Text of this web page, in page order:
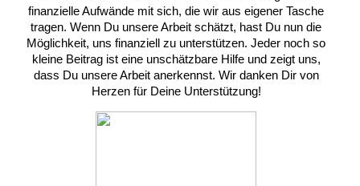
finanzielle Aufwände mit sich, die wir aus eigener Tasche
tragen. Wenn Du unsere Arbeit schätzt, hast Du nun die
Möglichkeit, uns finanziell zu unterstützen. Jeder noch so
kleine Beitrag ist eine unschätzbare Hilfe und zeigt uns,
dass Du unsere Arbeit anerkennst. Wir danken Dir von
Herzen für Deine Unterstützung!